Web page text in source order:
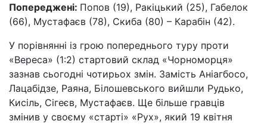
Попереджені: Попов (19), Ракіцький (25), Габелок
(66), Мустафаєв (78), Скиба (80) – Карабін (42).
У порівнянні із грою попереднього туру проти
«Вереса» (1:2) стартовий склад «Чорноморця»
зазнав сьогодні чотирьох змін. Замість Аніагбосо,
Лацабідзе, Раяна, Білошевського вийшли Рудько,
Кисіль, Сігеєв, Мустафаєв. Ще більше гравців
змінив у своєму «старті» «Рух», який 19 квітня